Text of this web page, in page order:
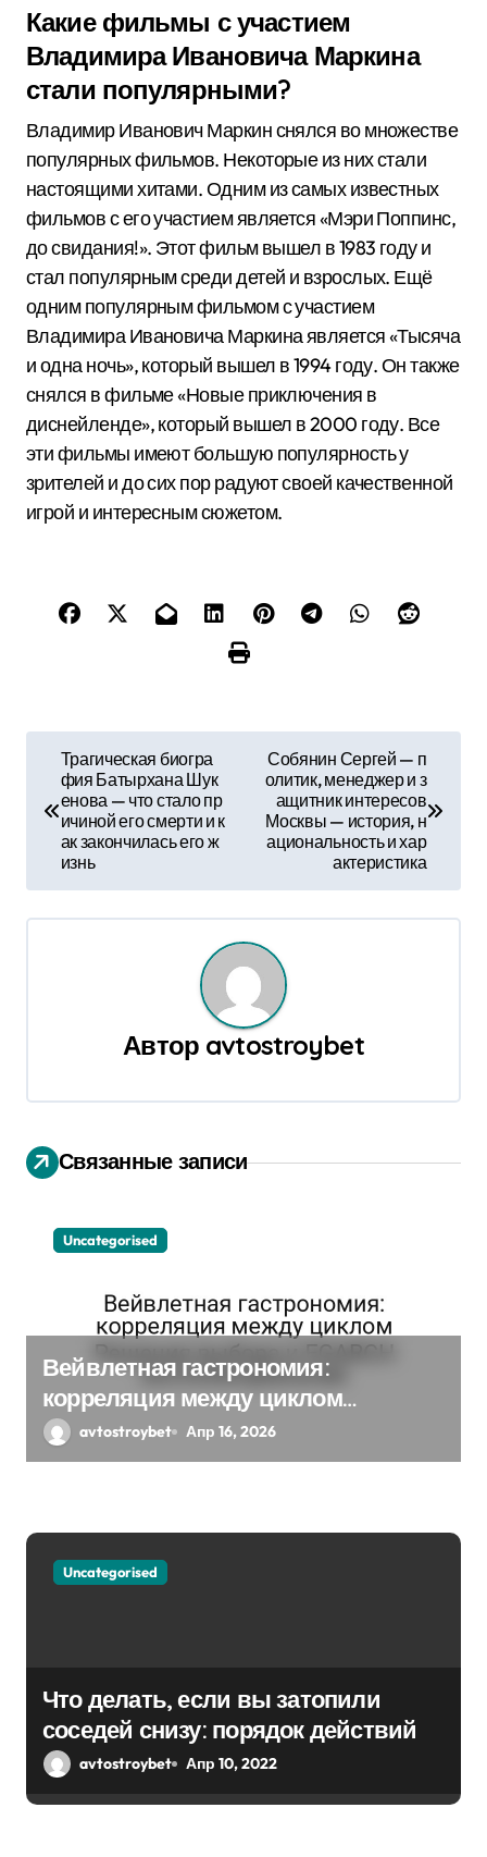
Какие фильмы с участием
Владимира Ивановича Маркина
стали популярными?
Владимир Иванович Маркин снялся во множестве
популярных фильмов. Некоторые из них стали
настоящими хитами. Одним из самых известных
фильмов с его участием является «Мэри Поппинс,
до свидания!». Этот фильм вышел в 1983 году и
стал популярным среди детей и взрослых. Ещё
одним популярным фильмом с участием
Владимира Ивановича Маркина является «Тысяча
и одна ночь», который вышел в 1994 году. Он также
снялся в фильме «Новые приключения в
диснейленде», который вышел в 2000 году. Все
эти фильмы имеют большую популярность у
зрителей и до сих пор радуют своей качественной
игрой и интересным сюжетом.
и
г
я
п
п
и
я
Трагическая биогра
фия Батырхана Шук
енова — что стало пр
ичиной его смерти и к
ак закончилась его ж
изнь
Собянин Сергей — п
олитик, менеджер и з
ащитник интересов
Москвы — история, н
ациональность и хар
актеристика
Автор avtostroybet
Связанные записи
Uncategorised
Вейвлетная гастрономия:
корреляция между циклом
Решения выбора и EGARCH
экспоненциальная
avtostroybet Апр 16, 2026
Uncategorised
Что делать, если вы затопили
соседей снизу: порядок действий
avtostroybet Апр 10, 2022